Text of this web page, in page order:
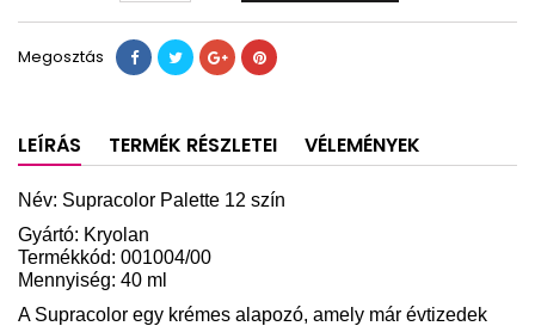
Megosztás
LEÍRÁS TERMÉK RÉSZLETEI VÉLEMÉNYEK
Név: Supracolor Palette 12 szín
Gyártó: Kryolan
Termékkód: 001004/00
Mennyiség: 40 ml
A Supracolor egy krémes alapozó, amely már évtizedek